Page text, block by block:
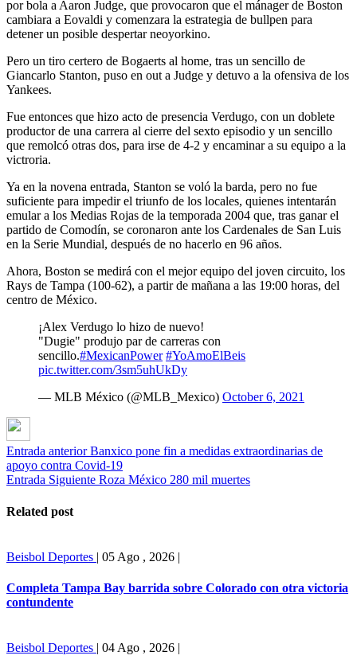
por bola a Aaron Judge, que provocaron que el mánager de Boston
cambiara a Eovaldi y comenzara la estrategia de bullpen para
detener un posible despertar neoyorkino.
Pero un tiro certero de Bogaerts al home, tras un sencillo de
Giancarlo Stanton, puso en out a Judge y detuvo a la ofensiva de los
Yankees.
Fue entonces que hizo acto de presencia Verdugo, con un doblete
productor de una carrera al cierre del sexto episodio y un sencillo
que remolcó otras dos, para irse de 4-2 y encaminar a su equipo a la
victroria.
Ya en la novena entrada, Stanton se voló la barda, pero no fue
suficiente para impedir el triunfo de los locales, quienes intentarán
emular a los Medias Rojas de la temporada 2004 que, tras ganar el
partido de Comodín, se coronaron ante los Cardenales de San Luis
en la Serie Mundial, después de no hacerlo en 96 años.
Ahora, Boston se medirá con el mejor equipo del joven circuito, los
Rays de Tampa (100-62), a partir de mañana a las 19:00 horas, del
centro de México.
¡Alex Verdugo lo hizo de nuevo!
"Dugie" produjo par de carreras con
sencillo.#MexicanPower #YoAmoElBeis
pic.twitter.com/3sm5uhUkDy
— MLB México (@MLB_Mexico) October 6, 2021
Entrada anterior Banxico pone fin a medidas extraordinarias de
apoyo contra Covid-19
Entrada Siguiente Roza México 280 mil muertes
Related post
Beisbol Deportes | 05 Ago , 2026 |
Completa Tampa Bay barrida sobre Colorado con otra victoria
contundente
Beisbol Deportes | 04 Ago , 2026 |